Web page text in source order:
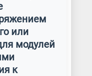
или
модулей
к